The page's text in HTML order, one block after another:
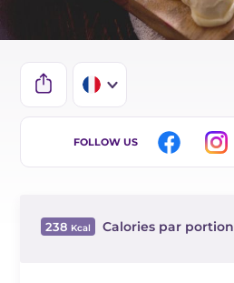
IT
BR
FOLLOW US
238 Calories par portion